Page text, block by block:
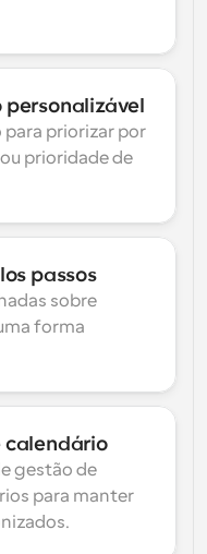
priorizar por
prioridade de
passos
sobre
forma
calendário
gestão de
para manter